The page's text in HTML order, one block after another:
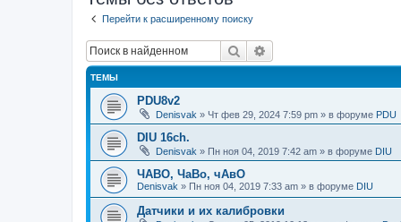
Перейти к расширенному поиску
Поиск
ТЕМЫ
PDU8v2
Denisvak » Чт фев 29, 2024 7:59 pm » в форуме PDU
DIU 16ch.
Denisvak » Пн ноя 04, 2019 7:42 am » в форуме DIU
ЧАВО, ЧаВо, чАвО
Denisvak » Пн ноя 04, 2019 7:33 am » в форуме DIU
Датчики и их калибровки